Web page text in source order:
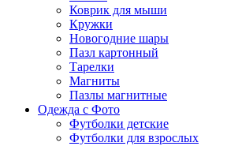
Коврик для мыши
Кружки
Новогодние шары
Пазл картонный
Тарелки
Магниты
Пазлы магнитные
Одежда с Фото
Футболки детские
Футболки для взрослых